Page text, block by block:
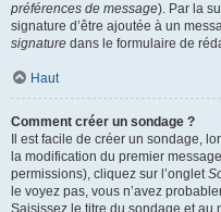
préférences de message). Par la
signature d’être ajoutée à un
signature dans le formulaire de
Haut
Comment créer un sondage ?
Il est facile de créer un sondage,
la modification du premier
permissions), cliquez sur l’onglet
le voyez pas, vous n’avez
Saisissez le titre du sondage et au